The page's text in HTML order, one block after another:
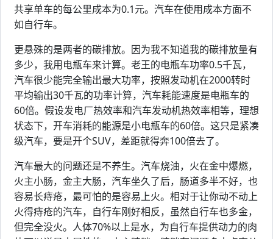
共享单车的每公里成本为0.1元。汽车在使用成本方面不
如自行车。
更悬殊的是两者的碳排放。因为我不知道我的碳排放量有
多少，我用电瓶车来计算。老王的电瓶车功率0.5千瓦，
汽车很少能完全输出最大功率，按照发动机在2000转时
平均输出30千瓦的功率计算，汽车耗能速度是电瓶车的
60倍。假设发电厂热效率和汽车发动机热效率相等，理想
状态下，开车消耗的能源是小电瓶车的60倍。这只是紧凑
级汽车，要是开个SUV，差距就得奔100倍去了。
汽车最大的问题还是不养生。汽车烧油，火在金中爆燃，
火主小肠，金主大肠，汽车坐久了后，肠道多半不好，也
容易长痔疮，最可怕的是容易上火。相对于让你动不动上
火得痔疮的汽车，自行车刚好相反，虽然自行车也多金，
但完全没火。人体70%以上是水，为自行车提供动力的肉